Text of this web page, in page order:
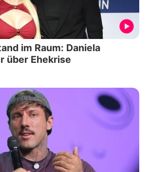
im Raum: Daniela
über Ehekrise